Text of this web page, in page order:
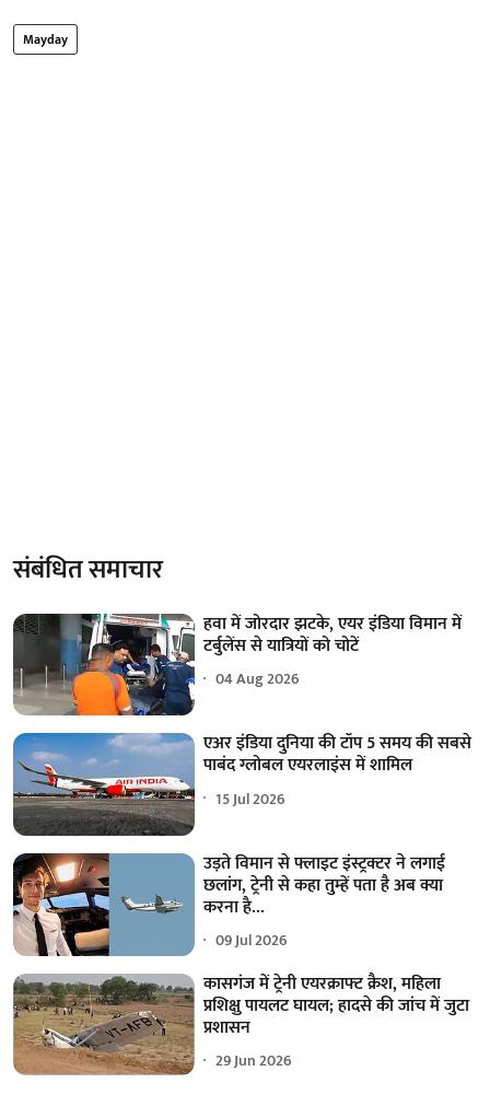
Mayday
संबंधित समाचार
हवा में जोरदार झटके, एयर इंडिया विमान में
टर्बुलेंस से यात्रियों को चोटें
04 Aug 2026
एअर इंडिया दुनिया की टॉप 5 समय की सबसे
पाबंद ग्लोबल एयरलाइंस में शामिल
15 Jul 2026
उड़ते विमान से फ्लाइट इंस्ट्रक्टर ने लगाई
छलांग, ट्रेनी से कहा तुम्हें पता है अब क्या
करना है...
09 Jul 2026
कासगंज में ट्रेनी एयरक्राफ्ट क्रैश, महिला
प्रशिक्षु पायलट घायल; हादसे की जांच में जुटा
प्रशासन
29 Jun 2026